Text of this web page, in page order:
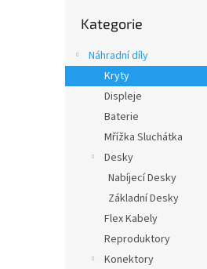
l
kategorie
Kategorie
Náhradní díly
Kryty
Displeje
Baterie
Mřížka Sluchátka
Desky
Nabíjecí Desky
Základní Desky
Flex Kabely
Reproduktory
Konektory